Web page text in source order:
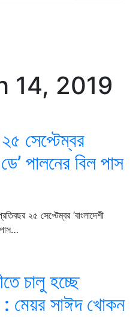
14, 2019
সেপ্টেম্বর
ডে’ পালনের বিল পাস
২৫ সেপ্টেম্বর ‘বাংলাদেশী
পাস…
চালু হচ্ছে
: মেয়র সাঈদ খোকন